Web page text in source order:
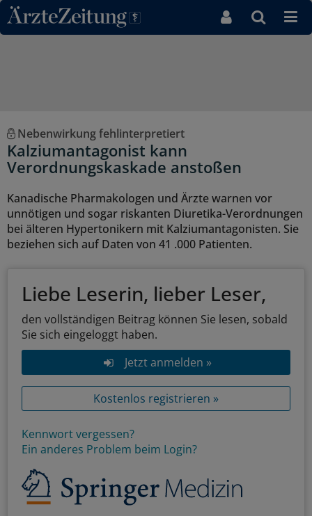
Direkt zum Inhaltsbereich
Nebenwirkung fehlinterpretiert
Kalziumantagonist kann
Verordnungskaskade anstoßen
Kanadische Pharmakologen und Ärzte warnen vor
unnötigen und sogar riskanten Diuretika-Verordnungen
bei älteren Hypertonikern mit Kalziumantagonisten. Sie
beziehen sich auf Daten von 41 .000 Patienten.
Liebe Leserin, lieber Leser,
den vollständigen Beitrag können Sie lesen, sobald
Sie sich eingeloggt haben.
Jetzt anmelden »
Kostenlos registrieren »
Kennwort vergessen?
Ein anderes Problem beim Login?